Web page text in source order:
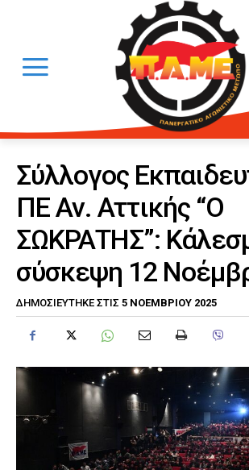
Σύλλογος
ΠΕ Αν. Αττικής “Ο
ΣΩΚΡΑΤΗΣ”:
σύσκεψη 12
ΔΗΜΟΣΙΕΎΤΗΚΕ ΣΤΙΣ 5 ΝΟΕΜΒΡΊΟΥ 2025